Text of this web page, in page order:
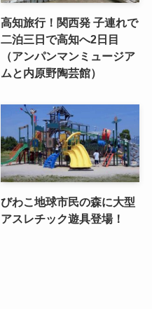
高知旅行！関西発 子連れで
二泊三日で高知へ2日目
（アンパンマンミュージア
ムと内原野陶芸館）
びわこ地球市民の森に大型
アスレチック遊具登場！